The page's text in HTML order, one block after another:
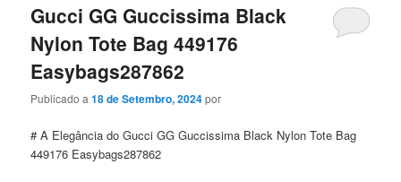
Gucci GG Guccissima Black
Nylon Tote Bag 449176
Easybags287862
Publicado a18 de Setembro, 2024por
# A Elegância do Gucci GG Guccissima Black Nylon Tote Bag
449176 Easybags287862